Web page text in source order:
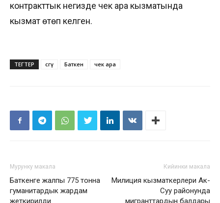
контракттык негизде чек ара кызматында
кызмат өтөп келген.
ТЕГТЕР cөөгү Баткен чек ара
Мурунку макала
Баткенге жалпы 775 тонна
гуманитардык жардам
жеткирилди
Кийинки макала
Милиция кызматкерлери Ак-
Суу районунда
мигранттардын балдары